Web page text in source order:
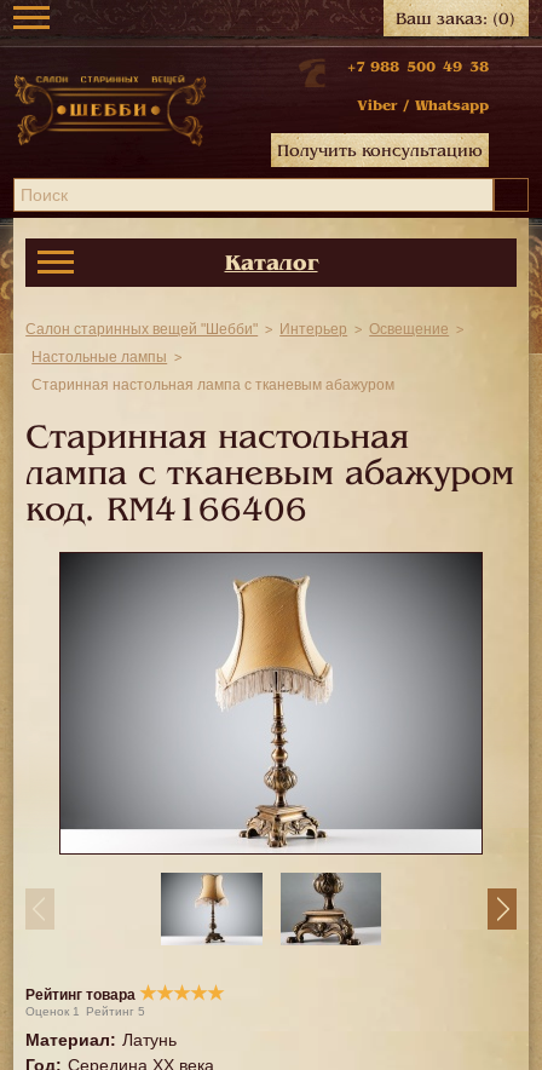
Ваш заказ:(0)
+7 988 500 49 38
Viber / Whatsapp
Получить консультацию
Каталог
Салон старинных вещей "Шебби" Интерьер
Освещение
Настольные лампы
Старинная настольная лампа с тканевым абажуром
Старинная настольная
лампа с тканевым абажуром
код. RM4166406
Рейтинг товара ★★★★★
Оценок 1 Рейтинг5
Материал: Латунь
Год: Середина XX векa